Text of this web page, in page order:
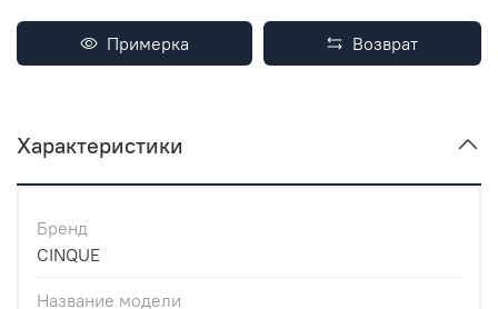
Примерка Возврат
Характеристики
Бренд
CINQUE
Название модели